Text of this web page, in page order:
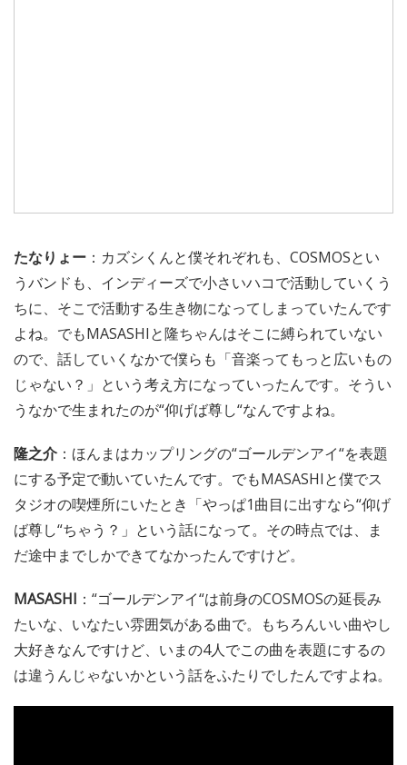
たなりょー ：カズシくんと僕それぞれも、COSMOSとい
うバンドも、インディーズで小さいハコで活動していくう
ちに、そこで活動する生き物になってしまっていたんです
よね。でもMASASHIと隆ちゃんはそこに縛られていない
ので、話していくなかで僕らも「音楽ってもっと広いもの
じゃない？」という考え方になっていったんです。そうい
うなかで生まれたのが“仰げば尊し“なんですよね。
隆之介 ：ほんまはカップリングの“ゴールデンアイ“を表題
にする予定で動いていたんです。でもMASASHIと僕でス
タジオの喫煙所にいたとき「やっぱ1曲目に出すなら“仰げ
ば尊し“ちゃう？」という話になって。その時点では、ま
だ途中までしかできてなかったんですけど。
MASASHI ：“ゴールデンアイ“は前身のCOSMOSの延長み
たいな、いなたい雰囲気がある曲で。もちろんいい曲やし
大好きなんですけど、いまの4人でこの曲を表題にするの
は違うんじゃないかという話をふたりでしたんですよね。